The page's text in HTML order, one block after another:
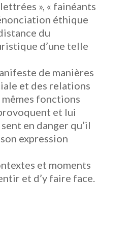
», « fainéants
éthique
du
d’une telle
de manières
et des relations
fonctions
et lui
en danger qu’il
expression
et moments
et d’y faire face.